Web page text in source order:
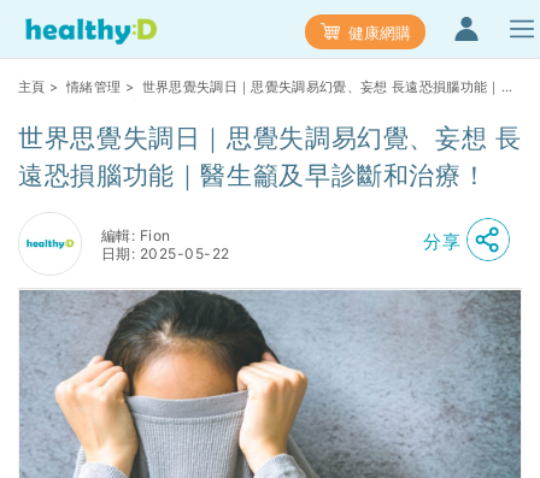
健康網購
主頁 >情緒管理 > 世界思覺失調日｜思覺失調易幻覺、妄想 長遠恐損腦功能｜醫
世界思覺失調日｜思覺失調易幻覺、妄想 長
遠恐損腦功能｜醫生籲及早診斷和治療！
編輯: Fion
日期: 2025-05-22
分享